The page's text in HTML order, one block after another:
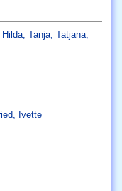
Hilda, Tanja, Tatjana,
Ivette